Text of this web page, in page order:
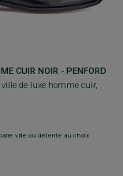
CUIR NOIR - PENFORD
de luxe homme cuir,
ville ou détente au choix